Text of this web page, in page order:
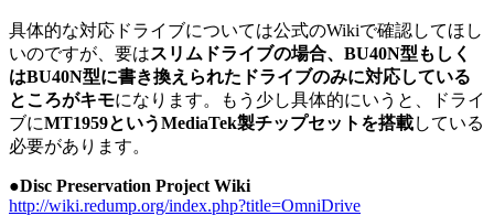
具体的な対応ドライブについては公式のWikiで確認してほし
いのですが、要はスリムドライブの場合、BU40N型もしく
はBU40N型に書き換えられたドライブのみに対応している
ところがキモになります。もう少し具体的にいうと、ドライ
ブにMT1959というMediaTek製チップセットを搭載している
必要があります。
●Disc Preservation Project Wiki
http://wiki.redump.org/index.php?title=OmniDrive